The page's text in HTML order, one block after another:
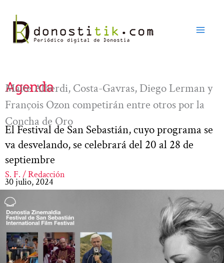
contenido
Agenda
Maite Alberdi, Costa-Gavras, Diego Lerman y
François Ozon competirán entre otros por la
Concha de Oro
El Festival de San Sebastián, cuyo programa se
va desvelando, se celebrará del 20 al 28 de
septiembre
S. F. / Redacción
30 julio, 2024